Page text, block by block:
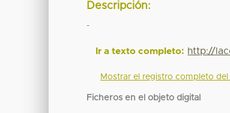
Descripción:
-
Ir a texto completo: http://
Mostrar el registro completo del
Ficheros en el objeto digital